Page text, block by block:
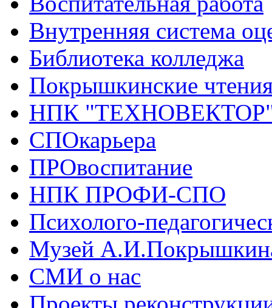
Внутренняя система
Библиотека колледжа
Покрышкинские
НПК
СПОкарьера
ПРОвоспитание
НПК ПРОФИ-СПО
Психолого-
Музей
СМИ о нас